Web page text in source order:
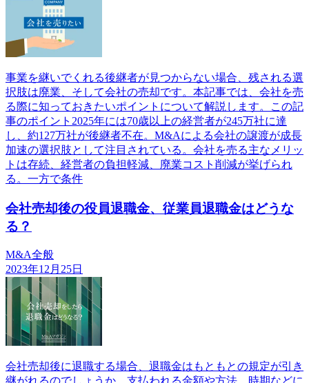
事業を継いでくれる後継者が見つからない場合、残される選
択肢は廃業、そして会社の売却です。本記事では、会社を売
る際に知っておきたいポイントについて解説します。この記
事のポイント2025年には70歳以上の経営者が245万社に達
し、約127万社が後継者不在。M&Aによる会社の譲渡が成長
加速の選択肢として注目されている。会社を売る主なメリッ
トは存続、経営者の負担軽減、廃業コスト削減が挙げられ
る。一方で条件
会社売却後の役員退職金、従業員退職金はどうな
る？
M&A全般
2023年12月25日
会社売却後に退職する場合、退職金はもともとの規定が引き